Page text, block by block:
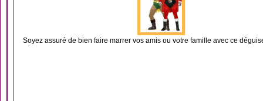
Soyez assuré de bien faire marrer vos amis ou votre famille avec ce